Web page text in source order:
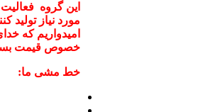
این گروه
مورد نیاز تولید
امیدواریم که
خصوص قیمت
خط مشی ما: